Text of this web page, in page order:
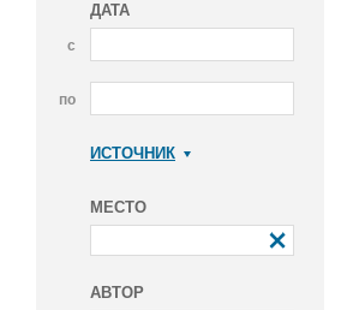
ДАТА
с
по
ИСТОЧНИК
МЕСТО
АВТОР